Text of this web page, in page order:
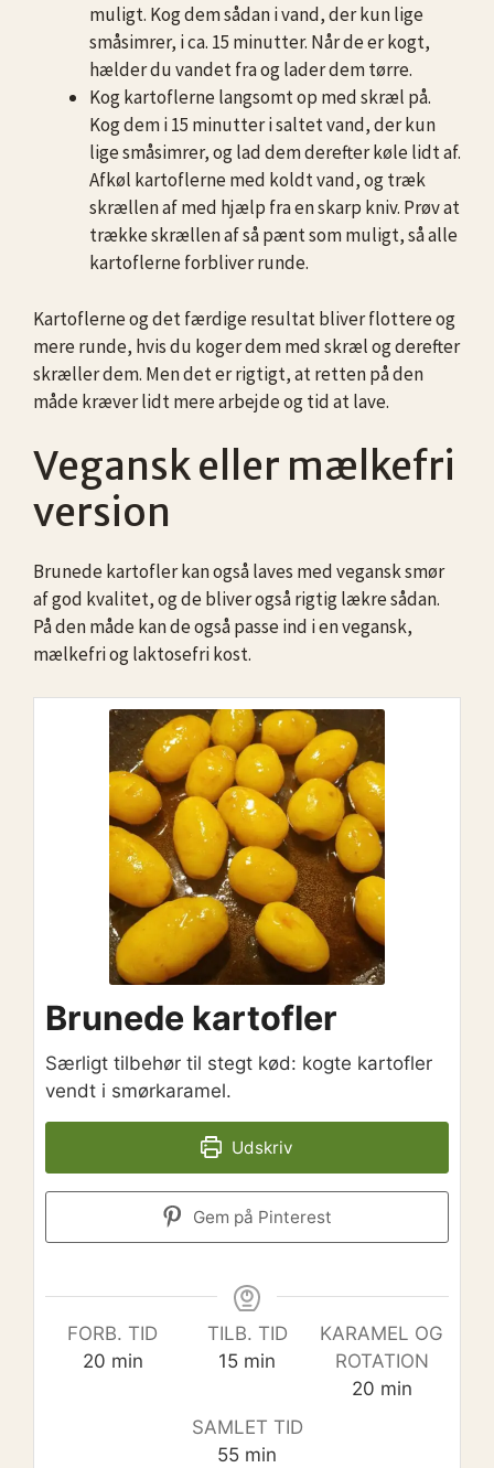
muligt. Kog dem sådan i vand, der kun lige
småsimrer, i ca. 15 minutter. Når de er kogt,
hælder du vandet fra og lader dem tørre.
Kog kartoflerne langsomt op med skræl på.
Kog dem i 15 minutter i saltet vand, der kun
lige småsimrer, og lad dem derefter køle lidt af.
Afkøl kartoflerne med koldt vand, og træk
skrællen af med hjælp fra en skarp kniv. Prøv at
trække skrællen af så pænt som muligt, så alle
kartoflerne forbliver runde.
Kartoflerne og det færdige resultat bliver flottere og
mere runde, hvis du koger dem med skræl og derefter
skræller dem. Men det er rigtigt, at retten på den
måde kræver lidt mere arbejde og tid at lave.
Vegansk eller mælkefri
version
Brunede kartofler kan også laves med vegansk smør
af god kvalitet, og de bliver også rigtig lækre sådan.
På den måde kan de også passe ind i en vegansk,
mælkefri og laktosefri kost.
Brunede kartofler
Særligt tilbehør til stegt kød: kogte kartofler
vendt i smørkaramel.
Udskriv
Gem på Pinterest
FORB. TID
20minutter
min
TILB. TID
15minutter
min
KARAMEL OG
ROTATION
20minutter
min
SAMLET TID
55minutter
min